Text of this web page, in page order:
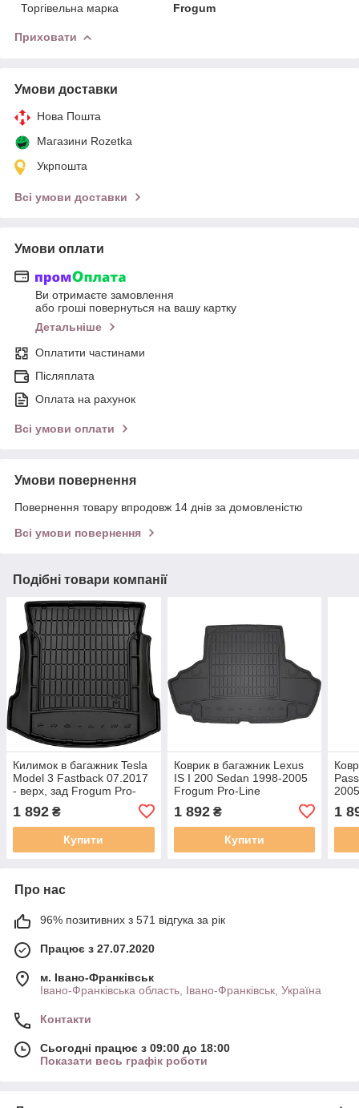
Торгівельна марка
Frogum
Приховати
Умови доставки
Нова Пошта
Магазини Rozetka
Укрпошта
Всі умови доставки
Умови оплати
Ви отримаєте замовлення
або гроші повернуться на вашу картку
Детальніше
Оплатити частинами
Післяплата
Оплата на рахунок
Всі умови оплати
Умови повернення
Повернення товару впродовж 14 днів за домовленістю
Всі умови повернення
Подібні товари компанії
Килимок в багажник Tesla
Model 3 Fastback 07.2017
- верх, зад Frogum Pro-
1083x1057мм
1 892 ₴
Купити
Коврик в багажник Lexus
IS I 200 Sedan 1998-2005
Frogum Pro-Line
1 892₴
Купити
1
Про нас
96% позитивних з 571 відгука за рік
Працює з 27.07.2020
м. Івано-Франківськ
Івано-Франківська область, Івано-Франківськ, Україна
Контакти
Сьогодні працює з 09:00 до 18:00
Показати весь графік роботи